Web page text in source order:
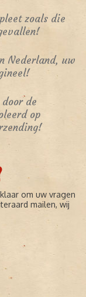
zoals die
Nederland, uw
de
op
om uw vragen
mailen, wij